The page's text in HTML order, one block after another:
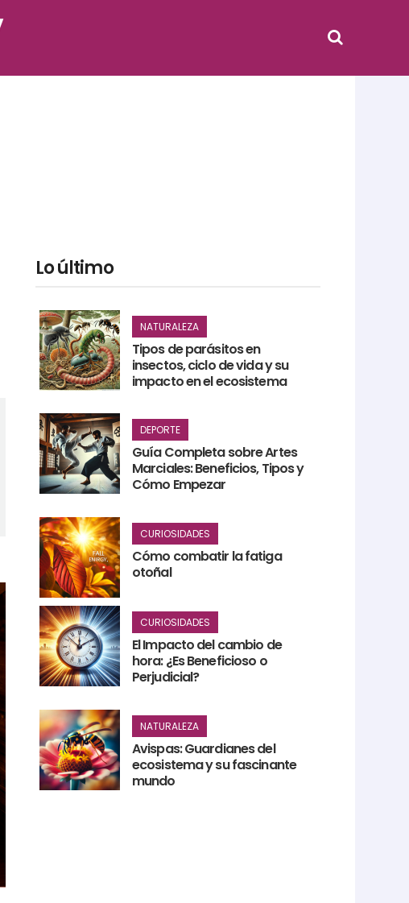
Lo último
NATURALEZA
Tipos de parásitos en
insectos, ciclo de vida y su
impacto en el ecosistema
DEPORTE
Guía Completa sobre Artes
Marciales: Beneficios, Tipos y
Cómo Empezar
CURIOSIDADES
Cómo combatir la fatiga
otoñal
CURIOSIDADES
El Impacto del cambio de
hora: ¿Es Beneficioso o
Perjudicial?
NATURALEZA
Avispas: Guardianes del
ecosistema y su fascinante
mundo